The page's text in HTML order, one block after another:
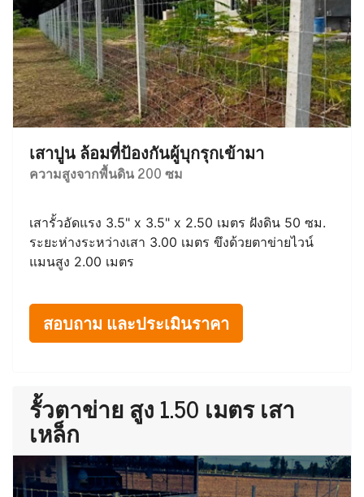
เสาปูน ล้อมที่ป้องกันผู้บุกรุกเข้ามา
ความสูงจากพื้นดิน 200 ซม
เสารั้วอัดแรง 3.5" x 3.5" x 2.50 เมตร ฝังดิน 50 ซม.
ระยะห่างระหว่างเสา 3.00 เมตร ขึงด้วยตาข่ายไวน์
แมนสูง 2.00 เมตร
สอบถาม และประเมินราคา
รั้วตาข่าย สูง 1.50 เมตร เสา
เหล็ก